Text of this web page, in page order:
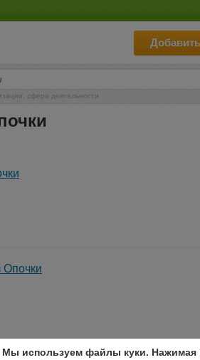
сфера деятельности
Опочки
Мы используем файлы куки. Нажимая